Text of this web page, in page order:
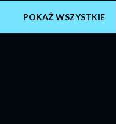
POKAŻ WSZYSTKIE